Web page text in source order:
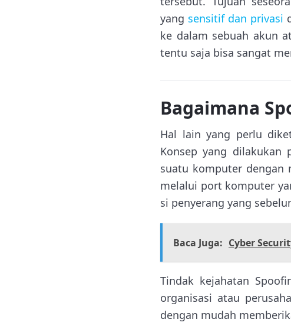
yang sensitif dan privasi
ke dalam sebuah akun
tentu saja bisa sangat
Bagaimana
Hal lain yang perlu
Konsep yang dilakukan
suatu komputer dengan
melalui port komputer
si penyerang yang
Baca Juga: Cyber
Tindak kejahatan
organisasi atau
dengan mudah